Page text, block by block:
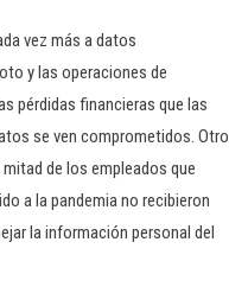
vez más a datos
y las operaciones de
pérdidas financieras que las
se ven comprometidos. Otro
de los empleados que
a la pandemia no recibieron
la información personal del